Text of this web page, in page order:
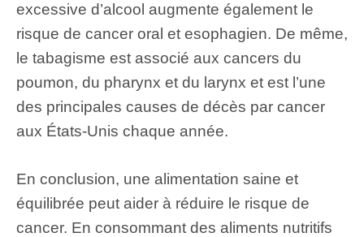
excessive d’alcool augmente également le
risque de cancer oral et esophagien. De même,
le tabagisme est associé aux cancers du
poumon, du pharynx et du larynx et est l’une
des principales causes de décès par cancer
aux États-Unis chaque année.
En conclusion, une alimentation saine et
équilibrée peut aider à réduire le risque de
cancer. En consommant des aliments nutritifs